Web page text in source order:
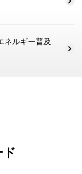
ネルギー普及
ド